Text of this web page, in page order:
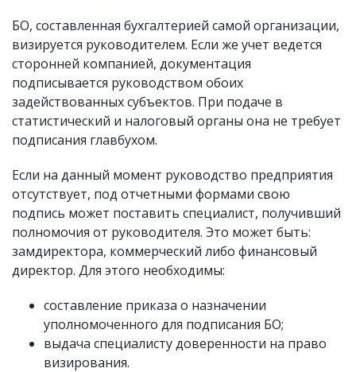
БО, составленная бухгалтерией самой организации,
визируется руководителем. Если же учет ведется
сторонней компанией, документация
подписывается руководством обоих
задействованных субъектов. При подаче в
статистический и налоговый органы она не требует
подписания главбухом.
Если на данный момент руководство предприятия
отсутствует, под отчетными формами свою
подпись может поставить специалист, получивший
полномочия от руководителя. Это может быть:
замдиректора, коммерческий либо финансовый
директор. Для этого необходимы:
составление приказа о назначении
уполномоченного для подписания БО;
выдача специалисту доверенности на право
визирования.